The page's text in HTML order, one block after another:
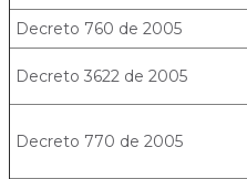
Decreto 760 de 2005
Decreto 3622 de 2005
Decreto 770 de 2005